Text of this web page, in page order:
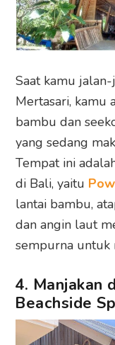
Saat kamu
Mertasari, kamu
bambu dan
yang sedang
Tempat ini
di Bali, yaitu
lantai bambu,
dan angin laut
sempurna untuk
4. Manjakan
Beachside